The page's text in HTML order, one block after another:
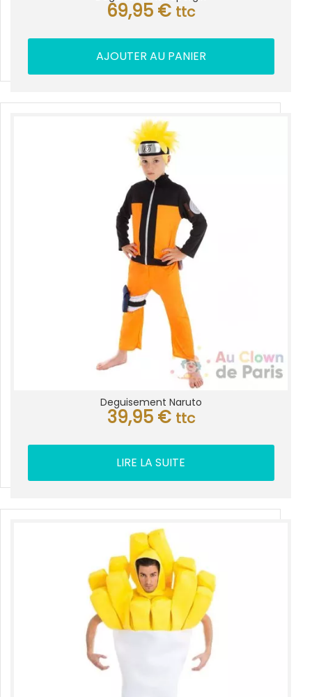
69,95 € ttc
AJOUTER AU PANIER
Deguisement Naruto
39,95 € ttc
LIRE LA SUITE